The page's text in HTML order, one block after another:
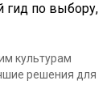
гид по выбору,
культурам
решения для